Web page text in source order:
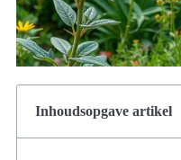
Inhoudsopgave artikel